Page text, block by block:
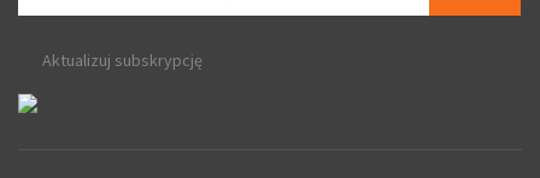
Aktualizuj subskrypcję